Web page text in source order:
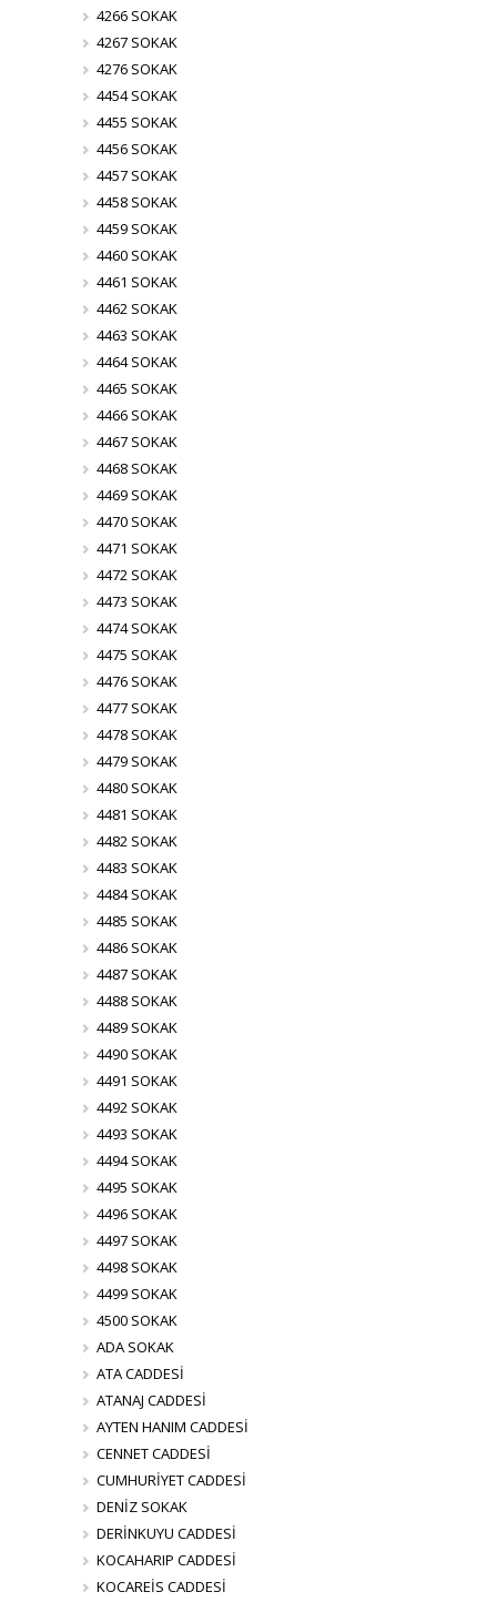
4266 SOKAK
4267 SOKAK
4276 SOKAK
4454 SOKAK
4455 SOKAK
4456 SOKAK
4457 SOKAK
4458 SOKAK
4459 SOKAK
4460 SOKAK
4461 SOKAK
4462 SOKAK
4463 SOKAK
4464 SOKAK
4465 SOKAK
4466 SOKAK
4467 SOKAK
4468 SOKAK
4469 SOKAK
4470 SOKAK
4471 SOKAK
4472 SOKAK
4473 SOKAK
4474 SOKAK
4475 SOKAK
4476 SOKAK
4477 SOKAK
4478 SOKAK
4479 SOKAK
4480 SOKAK
4481 SOKAK
4482 SOKAK
4483 SOKAK
4484 SOKAK
4485 SOKAK
4486 SOKAK
4487 SOKAK
4488 SOKAK
4489 SOKAK
4490 SOKAK
4491 SOKAK
4492 SOKAK
4493 SOKAK
4494 SOKAK
4495 SOKAK
4496 SOKAK
4497 SOKAK
4498 SOKAK
4499 SOKAK
4500 SOKAK
ADA SOKAK
ATA CADDESİ
ATANAJ CADDESİ
AYTEN HANIM CADDESİ
CENNET CADDESİ
CUMHURİYET CADDESİ
DENİZ SOKAK
DERİNKUYU CADDESİ
KOCAHARIP CADDESİ
KOCAREİS CADDESİ